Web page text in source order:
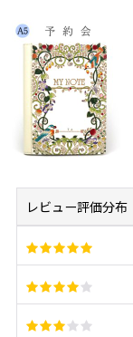
レビュー評価分布